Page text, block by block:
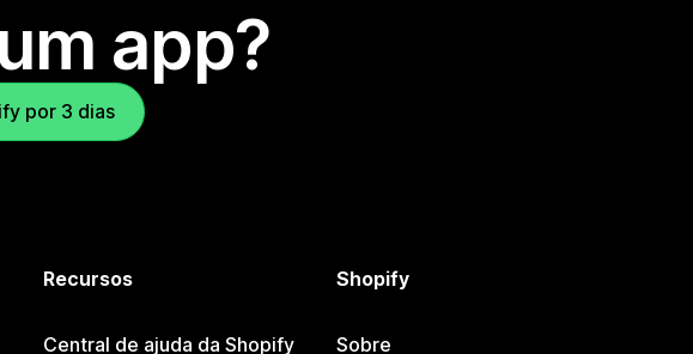
app?
por 3 dias
Recursos
Central de ajuda da Shopify
Shopify
Sobre